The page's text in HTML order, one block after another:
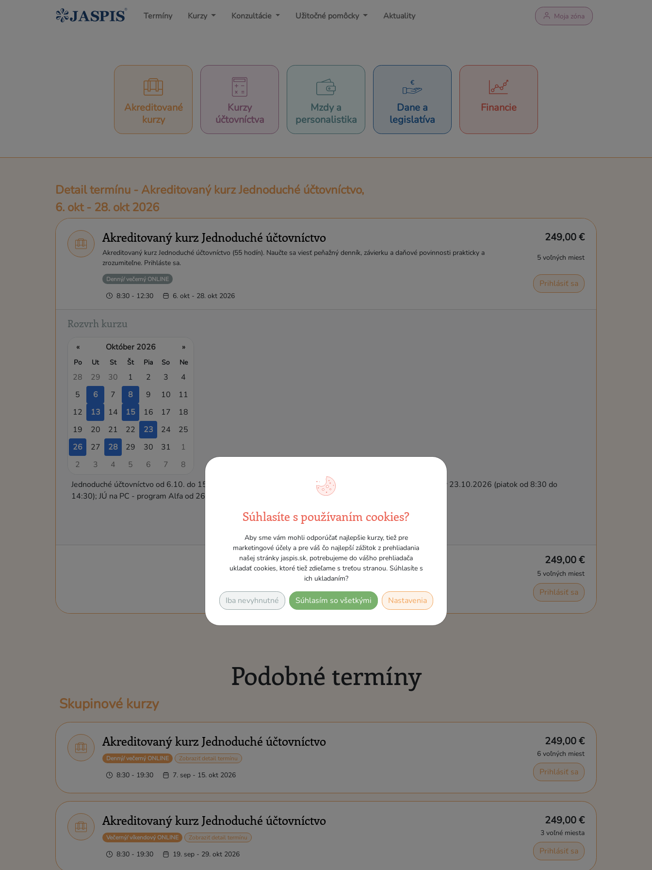
Termíny Kurzy Konzultácie Užitočné pomôcky Aktuality Moja zóna
Akreditované
kurzy
Kurzy
účtovníctva
Mzdy a
personalistika
Dane a
legislatíva
Financie
Detail termínu - Akreditovaný kurz Jednoduché účtovníctvo,
6. okt - 28. okt 2026
Akreditovaný kurz Jednoduché účtovníctvo
Akreditovaný kurz Jednoduché účtovníctvo (55 hodín). Naučte sa viesť peňažný denník, závierku a daňové povinnosti prakticky a
zrozumiteľne. Prihláste sa.
Denný/ večerný ONLINE
8:30 - 12:30 6. okt - 28. okt 2026
249,00 €
5 voľných miest
Prihlásiť sa
Rozvrh kurzu
« Október 2026 »
Po Ut St Št Pia So Ne
28 29 30 1 2 3
4
5
6 7 8 9 10
11
12
13 14 15 16 17
18
19
20 21 22 23 24
25
26
27 28 29 30 31
1
2
3 4 5 6 7
8
Jednoduché účtovníctvo od 6.10. do 15.10.2026 (utorok + štvrtok od 8:30 do 13:00); Zákon o dani z príjmov 23.10.2026 (piatok od 8:30 do
14:30); JÚ na PC - program Alfa od 26.10. do 28.10.2026 (pondelok + streda od 8:30 do 12:30)
249,00 €
5 voľných miest
Prihlásiť sa
Podobné termíny
Skupinové kurzy
Akreditovaný kurz Jednoduché účtovníctvo
Denný/ večerný ONLINE Zobraziť detail termínu
8:30 - 19:30 7. sep - 15. okt 2026
249,00 €
6 voľných miest
Prihlásiť sa
Akreditovaný kurz Jednoduché účtovníctvo
Večerný/ víkendový ONLINE Zobraziť detail termínu
8:30 - 19:30 19. sep - 29. okt 2026
249,00 €
3 voľné miesta
Prihlásiť sa
Súhlasíte s používaním cookies?
Aby sme vám mohli odporúčať najlepšie kurzy, tiež pre
marketingové účely a pre váš čo najlepší zážitok z prehliadania
našej stránky jaspis.sk, potrebujeme do vášho prehliadača
ukladať cookies, ktoré tiež zdieľame s treťou stranou. Súhlasíte s
ich ukladaním?
Iba nevyhnutné Súhlasím so všetkými Nastavenia